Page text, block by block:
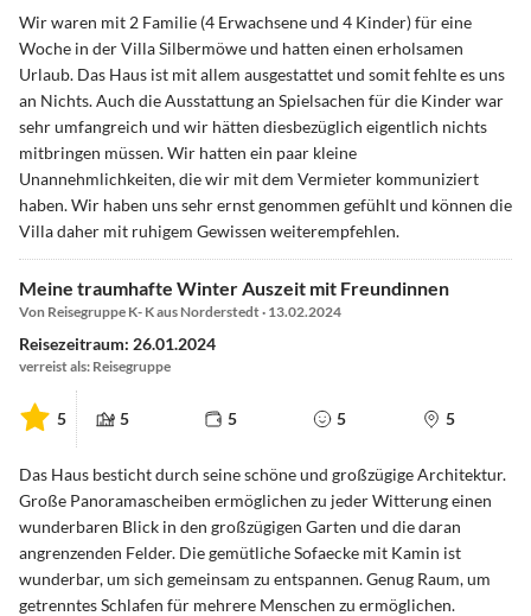
Wir waren mit 2 Familie (4 Erwachsene und 4 Kinder) für eine
Woche in der Villa Silbermöwe und hatten einen erholsamen
Urlaub. Das Haus ist mit allem ausgestattet und somit fehlte es uns
an Nichts. Auch die Ausstattung an Spielsachen für die Kinder war
sehr umfangreich und wir hätten diesbezüglich eigentlich nichts
mitbringen müssen. Wir hatten ein paar kleine
Unannehmlichkeiten, die wir mit dem Vermieter kommuniziert
haben. Wir haben uns sehr ernst genommen gefühlt und können die
Villa daher mit ruhigem Gewissen weiterempfehlen.
Meine traumhafte Winter Auszeit mit Freundinnen
Von Reisegruppe K- K aus Norderstedt · 13.02.2024
Reisezeitraum: 26.01.2024
verreist als: Reisegruppe
5 5 5 5 5
Das Haus besticht durch seine schöne und großzügige Architektur.
Große Panoramascheiben ermöglichen zu jeder Witterung einen
wunderbaren Blick in den großzügigen Garten und die daran
angrenzenden Felder. Die gemütliche Sofaecke mit Kamin ist
wunderbar, um sich gemeinsam zu entspannen. Genug Raum, um
getrenntes Schlafen für mehrere Menschen zu ermöglichen.